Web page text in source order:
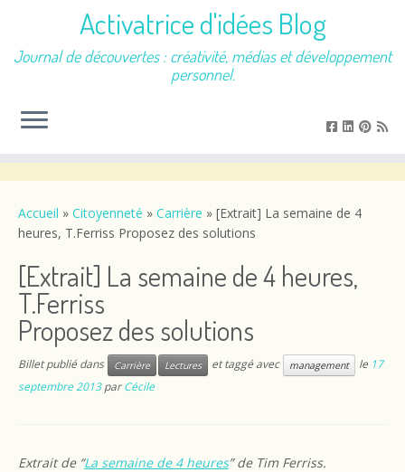
contenu
Activatrice d'idées Blog
Journal de découvertes : créativité, médias et développement
personnel.
Accueil » Citoyenneté » Carrière » [Extrait] La semaine de 4
heures, T.Ferriss Proposez des solutions
[Extrait] La semaine de 4 heures,
T.Ferriss
Proposez des solutions
Billet publié dans Carrière Lectures et taggé avec management le 17
septembre 2013 parCécile
Extrait de “La semaine de 4 heures” de Tim Ferriss.